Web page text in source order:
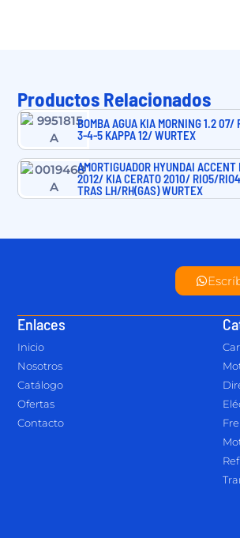
Productos Relacionados
BOMBA AGUA KIA MORNING 1.2 07/
3-4-5 KAPPA 12/ WURTEX
AMORTIGUADOR HYUNDAI ACCENT
2012/ KIA CERATO 2010/ RIO5/RIO4
TRAS LH/RH(GAS) WURTEX
Enlaces
Inicio
Nosotros
Catálogo
Ofertas
Contacto